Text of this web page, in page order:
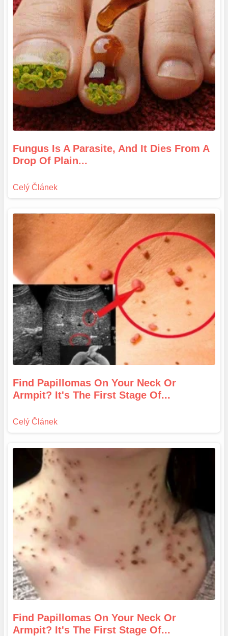
Fungus Is A Parasite, And It Dies From A
Drop Of Plain...
Find Papillomas On Your Neck Or
Armpit? It's The First Stage Of...
Find Papillomas On Your Neck Or
Armpit? It's The First Stage Of...